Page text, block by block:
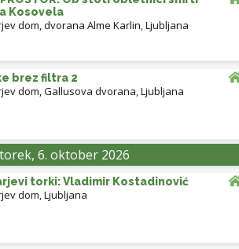
Kosovela
dom, dvorana Alme Karlin,Ljubljana
brez filtra 2
dom, Gallusova dvorana,Ljubljana
torek, 6. oktober 2026
torki: Vladimir Kostadinović
dom,Ljubljana